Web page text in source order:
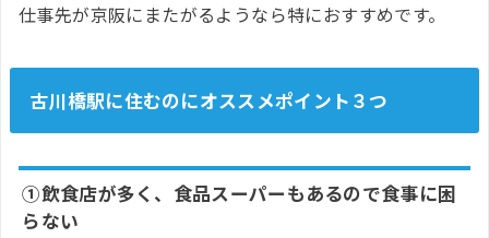
仕事先が京阪にまたがるようなら特におすすめです。
古川橋駅に住むのにオススメポイント３つ
①飲食店が多く、食品スーパーもあるので食事に困
らない